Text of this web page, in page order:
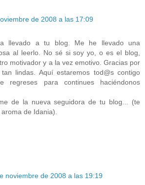
de 2008 a las 17:09
llevado a tu blog. Me he llevado una
al leerlo. No sé si soy yo, o es el blog,
motivador y a la vez emotivo. Gracias por
lindas. Aquí estaremos tod@s contigo
regreses para continues haciéndonos
de la nueva seguidora de tu blog... (te
de Idania).
noviembre de 2008 a las 19:19